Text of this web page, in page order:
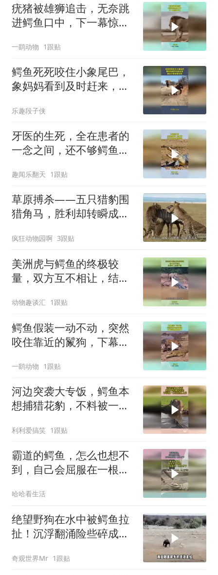
疣猪被雄狮追击，无奈跳
进鳄鱼口中，下一幕惊掉
一鹞动物 1跟贴
鳄鱼死死咬住小象尾巴，
象妈妈看到及时赶来，最
乐趣段子侠
牙医的生死，全在患者的
一念之间，还不够鳄鱼塞
趣闻乐翻天 1跟贴
草原搏杀——五只猎豹围
猎角马，胜利却转瞬成幻
疯狂动物园啊 3跟贴
美洲虎与鳄鱼的终极较
量，双方互不相让，结局
动物趣谈汇 1跟贴
鳄鱼假装一动不动，突然
咬住靠近的鬣狗，下幕鬣
一鹞动物 1跟贴
河边突袭大专饭，鳄鱼本
想捕猎花豹，不料被一口
利利爱搞笑 1跟贴
霸道的鳄鱼，怎么也想不
到，自己会屈服在一根扎
哈哈看生活
绝望野狗在水中被鳄鱼拉
扯！沉浮翻涌险些碎成两
奇观世界Mr 1跟贴